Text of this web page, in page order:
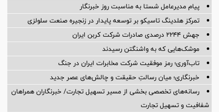
پیام مدیرعامل شستا به مناسبت روز خبرنگار
تمرکز هلدینگ تاسیکو بر توسعه پایدار در زنجیره صنعت سلولزی
جهش ۲۲۴۴ درصدی صادرات شرکت کربن ایران
موشک‌هایی که به واشنگتن رسیدند
تاب‌آوری؛ رمز موفقیت شرکت مخابرات ایران در جنگ
خبرنگاری؛ میان رسالتِ حقیقت و چالش‌های عصر جدید
رسانه‌های تخصصی بخشی از مسیر تسهیل تجارت/ خبرنگاران همراهان
شفافیت و تسهیل تجارت